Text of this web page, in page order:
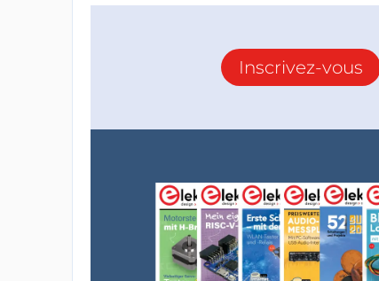
Inscrivez-vous